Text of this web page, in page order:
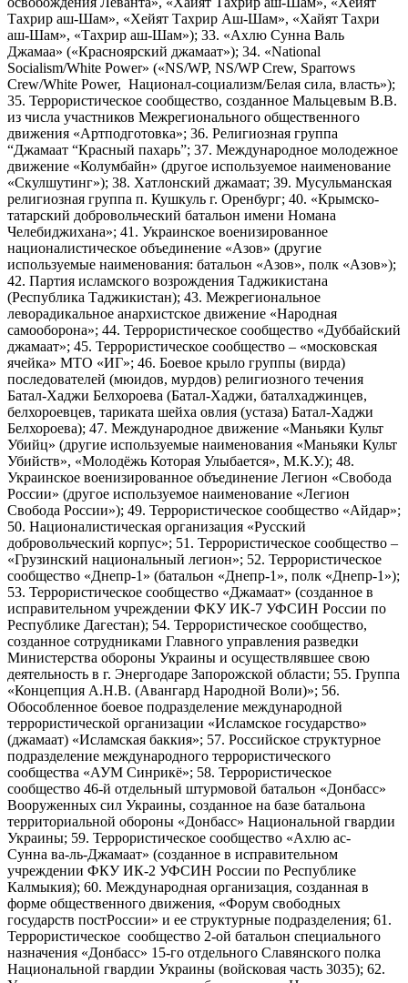
Тахрир аш-Шам», «Хейят Тахрир Аш-Шам», «Хайят Тахри
аш-Шам», «Тахрир аш-Шам»); 33. «Ахлю Сунна Валь
Джамаа» («Красноярский джамаат»); 34. «National
Socialism/White Power» («NS/WP, NS/WP Crew, Sparrows
Crew/White Power, Национал-социализм/Белая сила, власть»);
35. Террористическое сообщество, созданное Мальцевым В.В.
из числа участников Межрегионального общественного
движения «Артподготовка»; 36. Религиозная группа
“Джамаат “Красный пахарь”; 37. Международное молодежное
движение «Колумбайн» (другое используемое наименование
«Скулшутинг»); 38. Хатлонский джамаат; 39. Мусульманская
религиозная группа п. Кушкуль г. Оренбург; 40. «Крымско-
татарский добровольческий батальон имени Номана
Челебиджихана»; 41. Украинское военизированное
националистическое объединение «Азов» (другие
используемые наименования: батальон «Азов», полк «Азов»);
42. Партия исламского возрождения Таджикистана
(Республика Таджикистан); 43. Межрегиональное
леворадикальное анархистское движение «Народная
самооборона»; 44. Террористическое сообщество «Дуббайский
джамаат»; 45. Террористическое сообщество – «московская
ячейка» МТО «ИГ»; 46. Боевое крыло группы (вирда)
последователей (мюидов, мурдов) религиозного течения
Батал-Хаджи Белхороева (Батал-Хаджи, баталхаджинцев,
белхороевцев, тариката шейха овлия (устаза) Батал-Хаджи
Белхороева); 47. Международное движение «Маньяки Культ
Убийц» (другие используемые наименования «Маньяки Культ
Убийств», «Молодёжь Которая Улыбается», М.К.У.); 48.
Украинское военизированное объединение Легион «Свобода
России» (другое используемое наименование «Легион
Свобода России»); 49. Террористическое сообщество «Айдар»;
50. Националистическая организация «Русский
добровольческий корпус»; 51. Террористическое сообщество –
«Грузинский национальный легион»; 52. Террористическое
сообщество «Днепр-1» (батальон «Днепр-1», полк «Днепр-1»);
53. Террористическое сообщество «Джамаат» (созданное в
исправительном учреждении ФКУ ИК-7 УФСИН России по
Республике Дагестан); 54. Террористическое сообщество,
созданное сотрудниками Главного управления разведки
Министерства обороны Украины и осуществлявшее свою
деятельность в г. Энергодаре Запорожской области; 55. Группа
«Концепция А.Н.В. (Авангард Народной Воли)»; 56.
Обособленное боевое подразделение международной
террористической организации «Исламское государство»
(джамаат) «Исламская баккия»; 57. Российское структурное
подразделение международного террористического
сообщества «АУМ Синрикё»; 58. Террористическое
сообщество 46-й отдельный штурмовой батальон «Донбасс»
Вооруженных сил Украины, созданное на базе батальона
территориальной обороны «Донбасс» Национальной гвардии
Украины; 59. Террористическое сообщество «Ахлю ас-
Сунна ва-ль-Джамаат» (созданное в исправительном
учреждении ФКУ ИК-2 УФСИН России по Республике
Калмыкия); 60. Международная организация, созданная в
форме общественного движения, «Форум свободных
государств постРоссии» и ее структурные подразделения; 61.
Террористическое сообщество 2-ой батальон специального
назначения «Донбасс» 15-го отдельного Славянского полка
Национальной гвардии Украины (войсковая часть 3035); 62.